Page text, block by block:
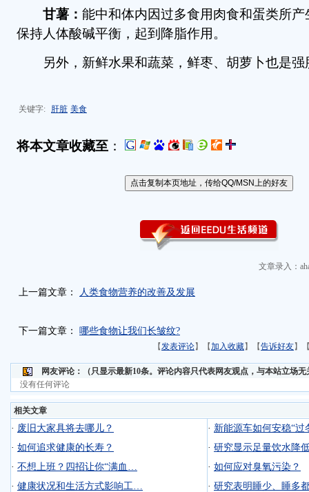
甘薯： 能中和体内因过多食用肉食和蛋类所
保持人体酸碱平衡，起到降脂作用。
另外，新鲜水果和蔬菜，鲜枣、胡萝卜也是强
关键字: 肝脏 美食
将本文章收藏至 ：
文章录入：
上一篇文章： 人类食物营养的改善及发展
下一篇文章： 哪些食物让我们长皱纹?
【发表评论】【加入收藏】【告诉好友】
网友评论：
（只显示最新10条。评论内容只代表网友观点，与本站立场无
没有任何评论
相关文章
· 废旧大家具将去哪儿？
· 如何追求健康的长寿？
· 不想上班？四招让你“满血…
· 健康状况和生活方式影响工…
· 新能源车如何安稳“
· 研究显示足量饮水降
· 如何应对臭氧污染？
· 研究表明睡少、睡多